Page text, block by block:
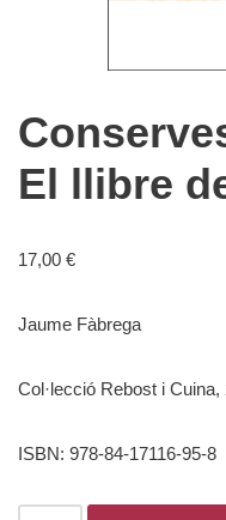
El llibre
17,00 €
Jaume Fàbrega
Col·lecció Rebost i Cuina,
ISBN: 978-84-17116-95-